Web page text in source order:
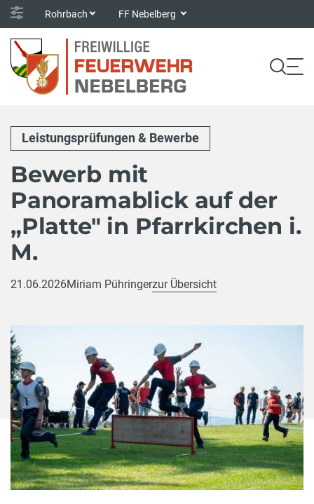
Rohrbach FF Nebelberg
Leistungsprüfungen & Bewerbe
Bewerb mit
Panoramablick auf der
„Platte" in Pfarrkirchen i.
M.
21.06.2026Miriam Pühringerzur Übersicht